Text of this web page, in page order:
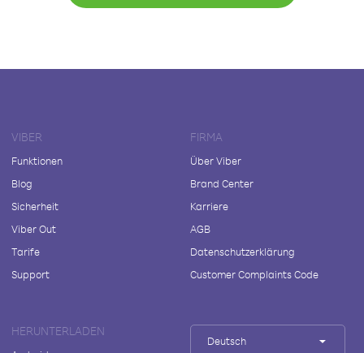
VIBER
Funktionen
Blog
Sicherheit
Viber Out
Tarife
Support
FIRMA
Über Viber
Brand Center
Karriere
AGB
Datenschutzerklärung
Customer Complaints Code
HERUNTERLADEN
Deutsch